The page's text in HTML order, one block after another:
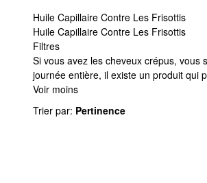
Huile Capillaire Contre Les Frisottis
Huile Capillaire Contre Les Frisottis
Filtres
Huile Capillaire Contre Les Frisottis
Si vous avez les cheveux crépus,
journée entière, il existe un produit qui
Voir moins
Trier par: Pertinence